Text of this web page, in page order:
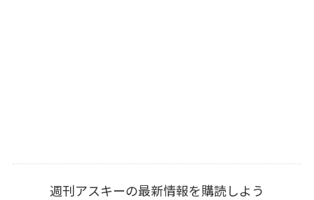
週刊アスキーの最新情報を購読しよう